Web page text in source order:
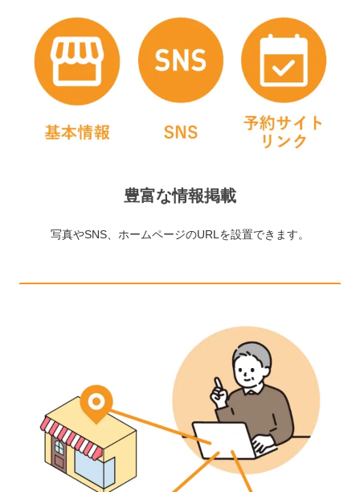
豊富な情報掲載
写真やSNS、ホームページのURLを設置できます。